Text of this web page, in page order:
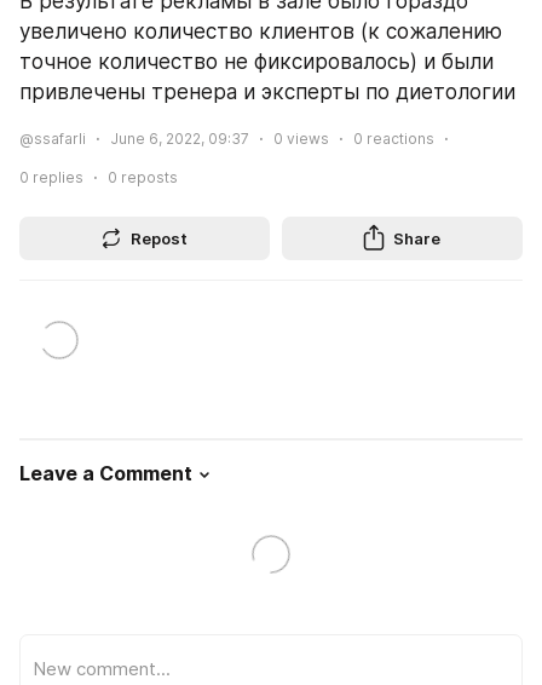
увеличено количество клиентов (к сожалению
точное количество не фиксировалось) и были
привлечены тренера и эксперты по диетологии
@ssafarli June 6, 2022, 09:37 0 views 0 reactions
0 replies 0 reposts
Repost Share
Leave a Comment